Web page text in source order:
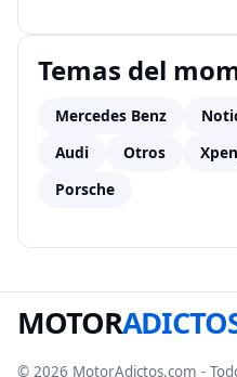
Temas del
Mercedes Benz
Audi
Otros
Porsche
MOTOR
© 2026 MotorAdictos.com -